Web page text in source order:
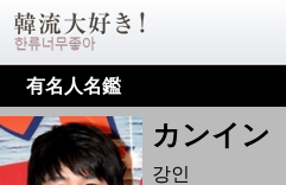
有名人名鑑
カンイン
강인